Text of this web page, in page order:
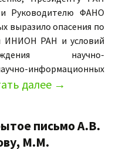
Руководителю ФАНО
выразило опасения по
ИНИОН РАН и условий
научно-
информационных
далее →
письмо А.В.
М.М.